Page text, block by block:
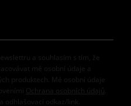
a souhlasím s tím, že
mé osobní údaje a
produktech. Mé osobní údaje
Ochrana osobních údajů
odhlašovací odkaz/link.